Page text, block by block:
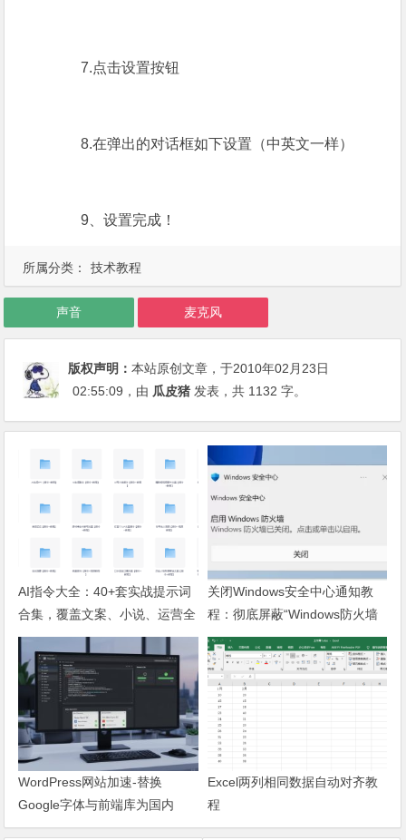
7.点击设置按钮
8.在弹出的对话框如下设置（中英文一样）
9、设置完成！
所属分类： 技术教程
声音 麦克风
版权声明：本站原创文章，于2010年02月23日
02:55:09 ，由 瓜皮猪 发表，共 1132 字。
AI指令大全：40+套实战提示词
合集，覆盖文案、小说、运营全
场景
关闭Windows安全中心通知教
程：彻底屏蔽“Windows防火墙
已关闭”弹窗
WordPress网站加速-替换
Google字体与前端库为国内
CDN镜像
Excel两列相同数据自动对齐教
程